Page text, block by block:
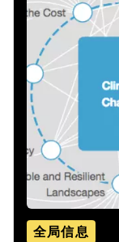
全局信息